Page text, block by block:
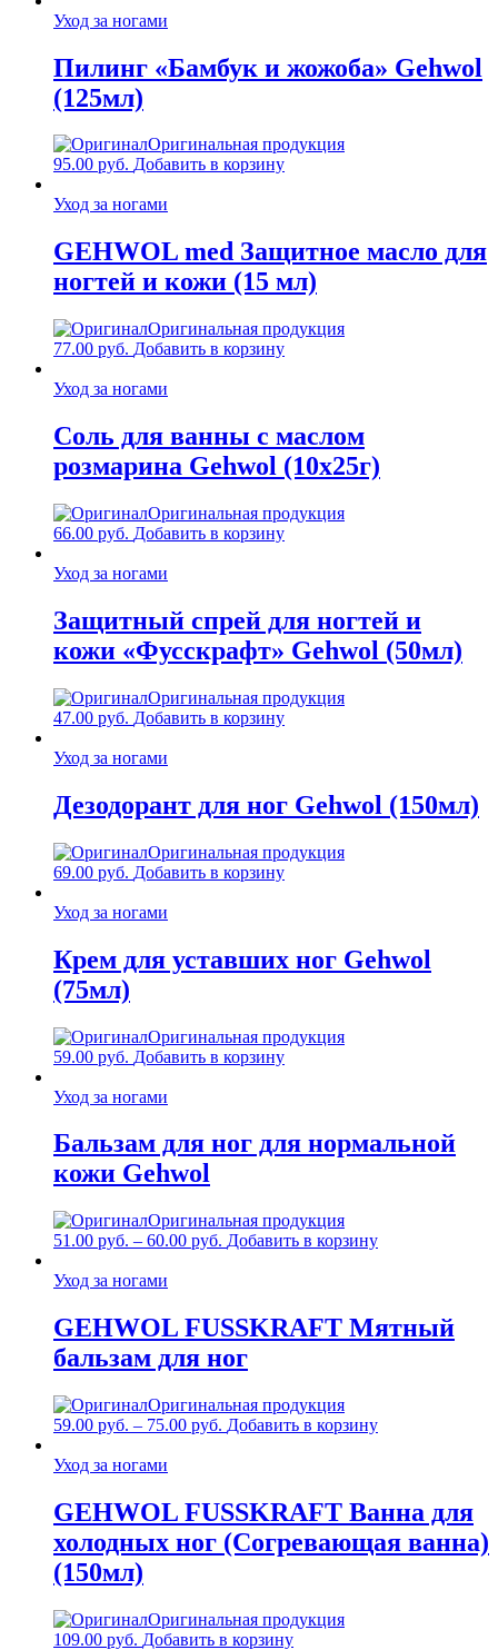
Уход за ногами
Пилинг «Бамбук и жожоба» Gehwol
(125мл)
Оригинальная продукция
95.00 руб. Добавить в корзину
Уход за ногами
GEHWOL med Защитное масло для
ногтей и кожи (15 мл)
Оригинальная продукция
77.00 руб. Добавить в корзину
Уход за ногами
Соль для ванны с маслом
розмарина Gehwol (10х25г)
Оригинальная продукция
66.00 руб. Добавить в корзину
Уход за ногами
Защитный спрей для ногтей и
кожи «Фусскрафт» Gehwol (50мл)
Оригинальная продукция
47.00 руб. Добавить в корзину
Уход за ногами
Дезодорант для ног Gehwol (150мл)
Оригинальная продукция
69.00 руб. Добавить в корзину
Уход за ногами
Крем для уставших ног Gehwol
(75мл)
Оригинальная продукция
59.00 руб. Добавить в корзину
Уход за ногами
Бальзам для ног для нормальной
кожи Gehwol
Оригинальная продукция
51.00 руб. – 60.00 руб. Диапазон
60.00 руб.
Добавить в корзинуЭтот
вариаций.
Опции
странице
товара.
Уход за ногами
GEHWOL FUSSKRAFT Мятный
бальзам для ног
Оригинальная продукция
59.00 руб. – 75.00 руб. Диапазон
75.00 руб.
Добавить в корзинуЭтот
Опции
можно
Уход за ногами
GEHWOL FUSSKRAFT Ванна для
холодных ног (Согревающая ванна)
(150мл)
Оригинальная продукция
109.00 руб. Добавить в корзину